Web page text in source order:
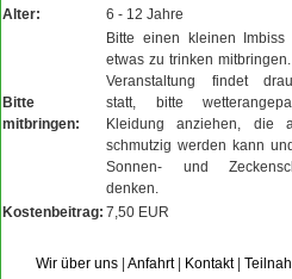
Alter:
6 - 12 Jahre
Bitte
mitbringen:
Bitte einen kleinen Imbiss
etwas zu trinken
Veranstaltung findet
statt, bitte
Kleidung anziehen, die
schmutzig werden kann
Sonnen- und
denken.
Kostenbeitrag: 7,50 EUR
Wir über uns Anfahrt| Kontakt|